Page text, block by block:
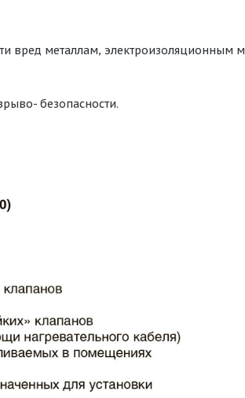
вред металлам, электроизоляционным
безопасности.